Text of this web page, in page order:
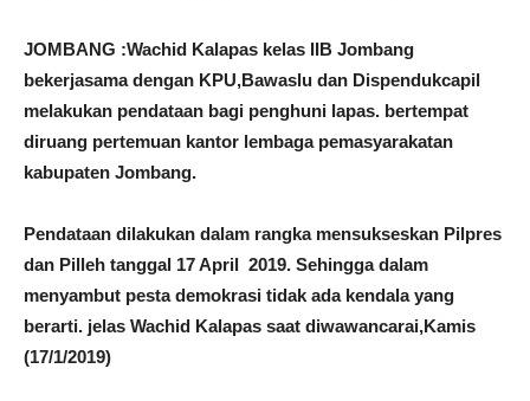
JOMBANG :Wachid Kalapas kelas IIB Jombang
bekerjasama dengan KPU,Bawaslu dan Dispendukcapil
melakukan pendataan bagi penghuni lapas. bertempat
diruang pertemuan kantor lembaga pemasyarakatan
kabupaten Jombang.
Pendataan dilakukan dalam rangka mensukseskan Pilpres
dan Pilleh tanggal 17 April 2019. Sehingga dalam
menyambut pesta demokrasi tidak ada kendala yang
berarti. jelas Wachid Kalapas saat diwawancarai,Kamis
(17/1/2019)